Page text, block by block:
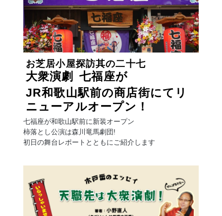
お芝居小屋探訪其の二十七
大衆演劇
七福座が
JR和歌山駅前の商店街にてリ
ニューアルオープン！
七福座が和歌山駅前に新装オープン
柿落とし公演は森川竜馬劇団!
初日の舞台レポートとともにご紹介します